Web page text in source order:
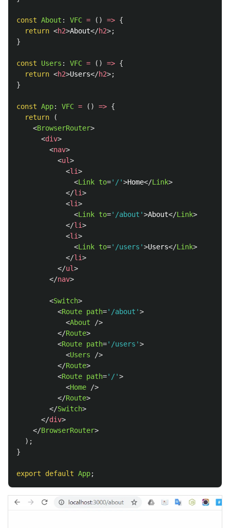
const About : VFC = () => {
return <h2>About</h2>;
}
const Users : VFC = () => {
return <h2>Users</h2>;
}
const App: VFC = () => {
return
(
<BrowserRouter>
<div>
<nav>
<ul>
<li>
<Link to='/'>Home</Link>
</li>
<li>
<Link to='/about'>About</Link>
</li>
<li>
<Link to='/users'>Users</Link>
</li>
</ul>
</nav>
<Switch>
<Route path='/about'>
<About
/>
</Route>
<Route path='/users'>
<Users
/>
</Route>
<Route path='/'>
<Home
/>
</Route>
</Switch>
</div>
</BrowserRouter>
);
}
export default App;